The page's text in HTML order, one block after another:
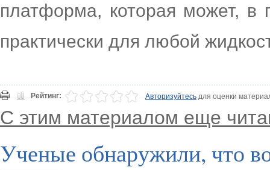
платформа, которая может, в
практически для любой
Рейтинг: Авторизуйтесьдля оценки
С этим материалом еще
Ученые обнаружили, что